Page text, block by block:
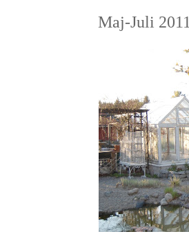
Maj-Juli 2011